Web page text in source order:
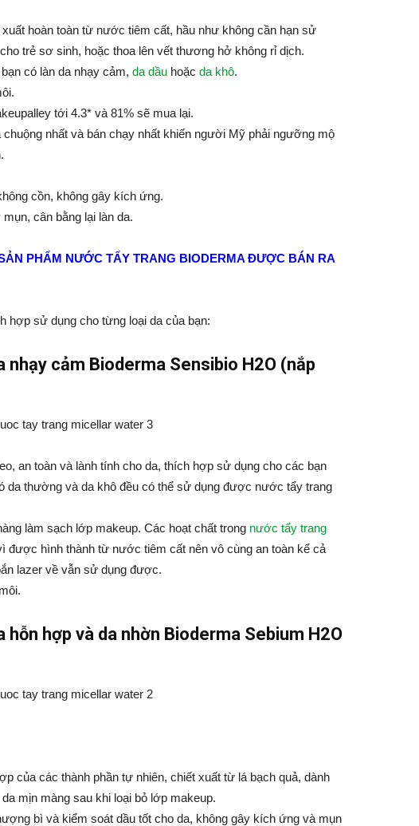
hoàn toàn từ nước tiêm cất, hầu như không cần hạn sử
trẻ sơ sinh, hoặc thoa lên vết thương hở không rỉ dịch.
có làn da nhạy cảm, da dầu hoặc da khô.
tới 4.3* và 81% sẽ mua lại.
nhất và bán chạy nhất khiến người Mỹ phải ngưỡng mộ
cồn, không gây kích ứng.
cân bằng lại làn da.
PHẨM NƯỚC TẨY TRANG BIODERMA ĐƯỢC BÁN RA
hợp sử dụng cho từng loại da của bạn:
nhạy cảm Bioderma Sensibio H2O (nắp
an toàn và lành tính cho da, thích hợp sử dụng cho các bạn
da thường và da khô đều có thể sử dụng được nước tẩy trang
làm sạch lớp makeup. Các hoạt chất trong nước tẩy trang
được hình thành từ nước tiêm cất nên vô cùng an toàn kể cả
lazer về vẫn sử dụng được.
hợp và da nhờn Bioderma Sebium H2O
của các thành phần tự nhiên, chiết xuất từ lá bạch quả, dành
mịn màng sau khi loại bỏ lớp makeup.
bì và kiểm soát dầu tốt cho da, không gây kích ứng và mụn